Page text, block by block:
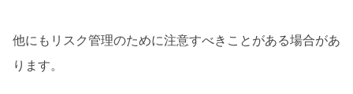
他にもリスク管理のために注意すべきことがある場合があ
ります。